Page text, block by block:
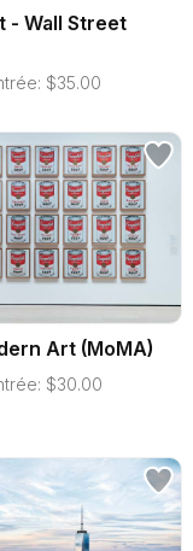
- Wall Street
$35.00
Art (MoMA)
$30.00